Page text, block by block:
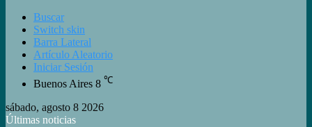
Buscar
Switch skin
Barra Lateral
Artículo Aleatorio
Iniciar Sesión
Buenos Aires 8 ℃
sábado, agosto 8 2026
Últimas noticias